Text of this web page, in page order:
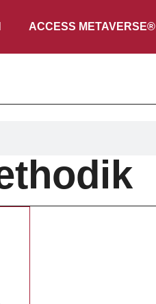
ACCESS METAVERSE®